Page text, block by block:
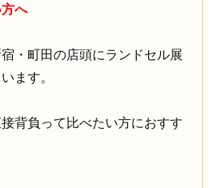
へ
・町田の店頭にランドセル展
ます。
背負って比べたい方におすす